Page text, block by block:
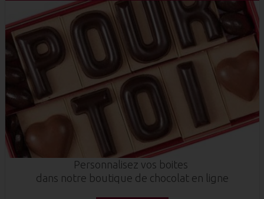
Personnalisez vos boites
dans notre boutique de chocolat en ligne